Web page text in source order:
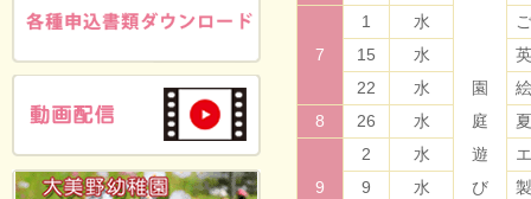
園
庭
遊
び
7
1 水
15
水
22
水
8
26 水
9
2 水
9
水